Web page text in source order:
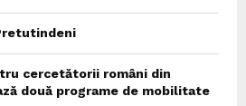
cercetătorii români din
două programe de mobilitate